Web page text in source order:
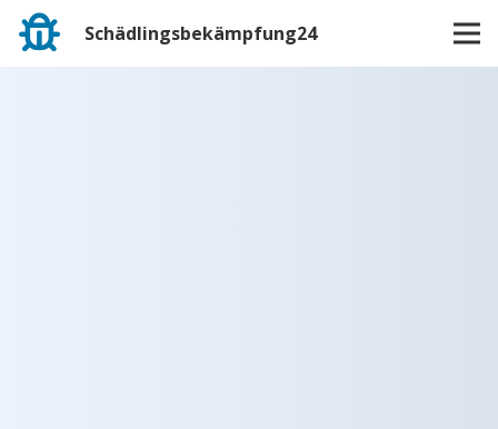
Schädlingsbekämpfung24